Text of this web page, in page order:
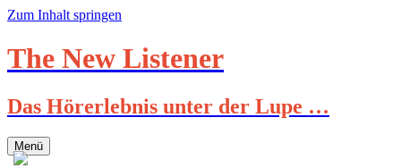
Zum Inhalt springen
The New Listener
Das Hörerlebnis unter der Lupe …
Menü